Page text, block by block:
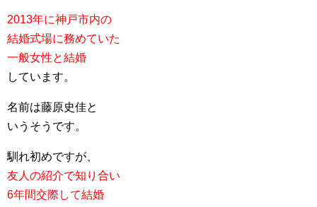
2013年に神戸市内の
結婚式場に務めていた
一般女性と結婚
しています。
名前は藤原史佳と
いうそうです。
馴れ初めですが、
友人の紹介で知り合い
6年間交際して結婚